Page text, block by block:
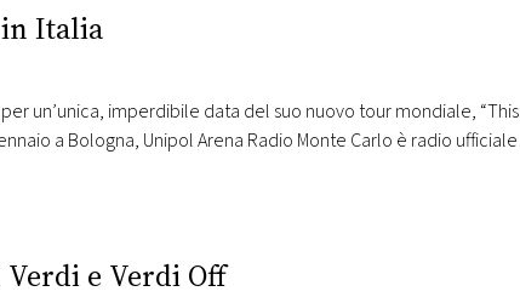
in Italia
un’unica, imperdibile data del suo nuovo tour mondiale, “This
a Bologna, Unipol Arena Radio Monte Carlo è radio ufficiale
tre nomination ai Grammy e oltre 10 miliardi di…
Verdi e Verdi Off